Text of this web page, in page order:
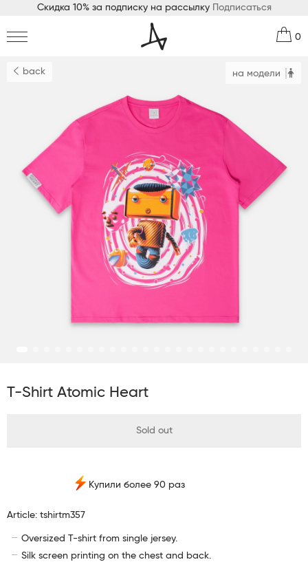
Скидка 10% за подписку на рассылку Подписаться
0
back на модели
T-Shirt Atomic Heart
Sold out
Купили более 90 раз
Article: tshirtm357
Oversized T-shirt from single jersey.
Silk screen printing on the chest and back.